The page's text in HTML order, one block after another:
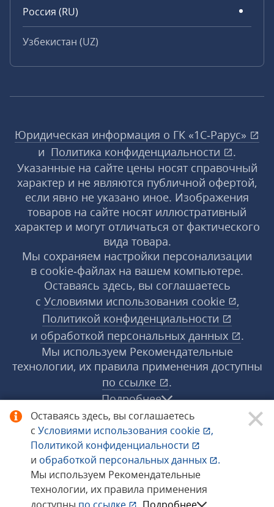
Оставаясь здесь, вы соглашаетесь
с Условиями использования cookie
,
Политикой конфиденциальности
и обработкой персональных данных
.
Мы используем Рекомендательные
технологии, их правила применения
Россия (RU)
Узбекистан (UZ)
Юридическая информация о ГК «1С‑Рарус»
и Политика конфиденциальности
.
Указанные на сайте цены носят справочный
характер и не являются публичной офертой,
если явно не указано иное. Изображения
товаров на сайте носят иллюстративный
характер и могут отличаться от фактического
вида товара.
Мы сохраняем настройки персонализации
в cookie‑файлах на вашем компьютере.
Оставаясь здесь, вы соглашаетесь
с Условиями использования cookie
,
Политикой конфиденциальности
и обработкой персональных данных
.
Мы используем Рекомендательные
технологии, их правила применения доступны
по ссылке
.
Подробнее
© 1998−2026 «1С‑Рарус» ®. Все права
защищены.
Сообщить об ошибке